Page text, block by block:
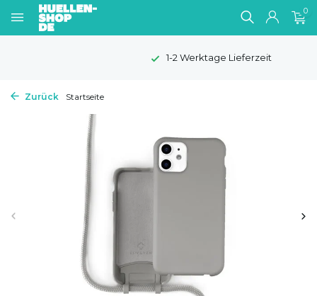
0
1-2 Werktage Lieferzeit
Zurück Startseite